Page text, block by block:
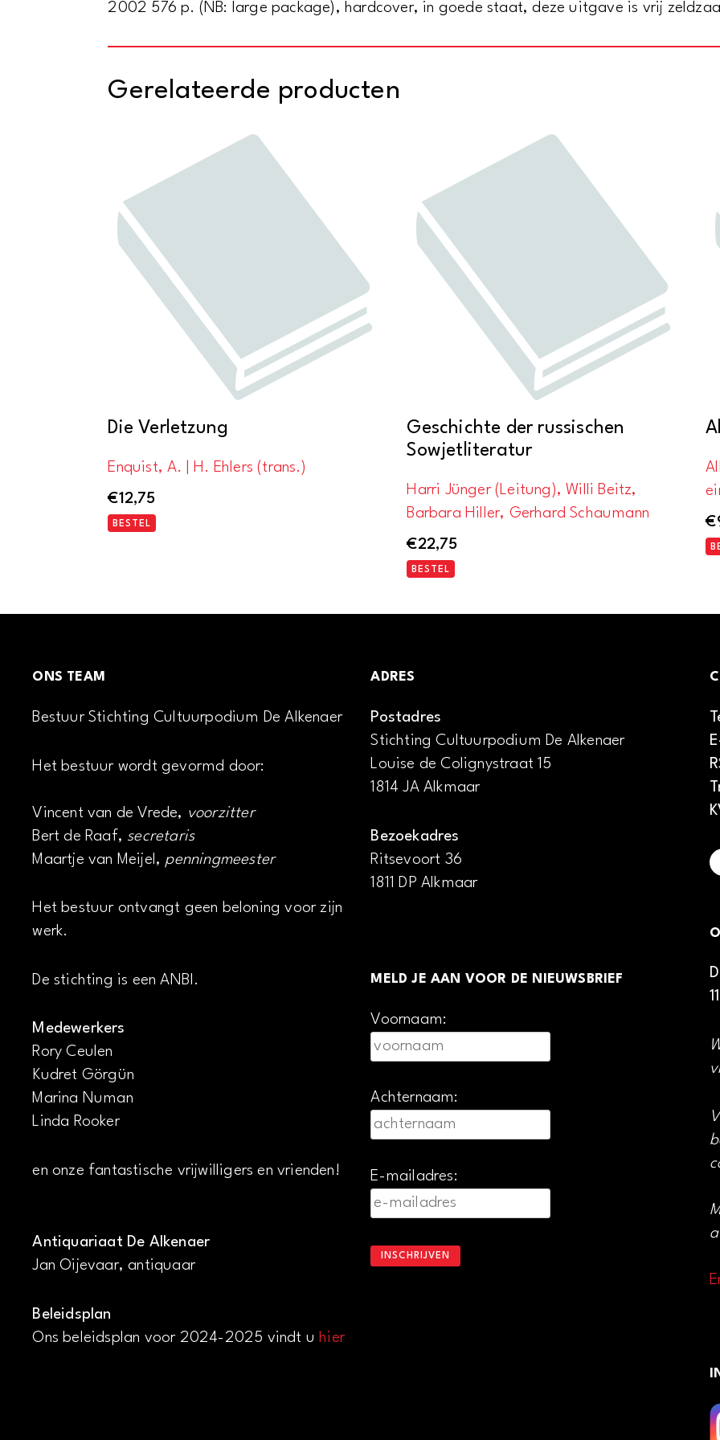
2002 576 p. (NB: large package), hardcover, in goede staat, deze uitgave is vrij
Gerelateerde producten
Die Verletzung
Enquist, A. | H. Ehlers (trans.)
€12,75
BESTEL
Geschichte der russischen
Sowjetliteratur
Harri Jünger (Leitung), Willi Beitz,
Barbara Hiller, Gerhard Schaumann
€22,75
BESTEL
€
ONS TEAM
Bestuur Stichting Cultuurpodium De Alkenaer
Het bestuur wordt gevormd door:
Vincent van de Vrede, voorzitter
Bert de Raaf, secretaris
Maartje van Meijel, penningmeester
Het bestuur ontvangt geen beloning voor zijn
werk.
De stichting is een ANBI.
Medewerkers
Rory Ceulen
Kudret Görgün
Marina Numan
Linda Rooker
en onze fantastische vrijwilligers en vrienden!
Antiquariaat De Alkenaer
Jan Oijevaar, antiquaar
Beleidsplan
Ons beleidsplan voor 2024-2025 vindt u hier
ADRES
Postadres
Stichting Cultuurpodium De Alkenaer
Louise de Colignystraat 15
1814 JA Alkmaar
Bezoekadres
Ritsevoort 36
1811 DP Alkmaar
MELD JE AAN VOOR DE NIEUWSBRIEF
Voornaam:
Achternaam:
E-mailadres: